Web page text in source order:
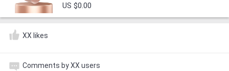
US $0.00
XX likes
Comments by XX users